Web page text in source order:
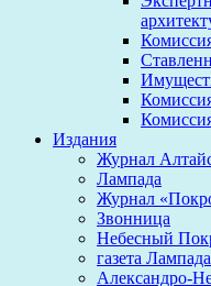
Издания
Журнал
Лампада
Журнал
Звонница
Небесный
газета Лампада
Александро-